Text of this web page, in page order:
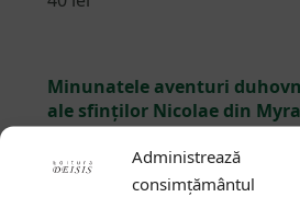
Administrează
consimțământul
Minunatele aventuri
ale sfinților Nicolae din
și Nicolae din Stiri și Trani în
Italiei în lumea anului 1100